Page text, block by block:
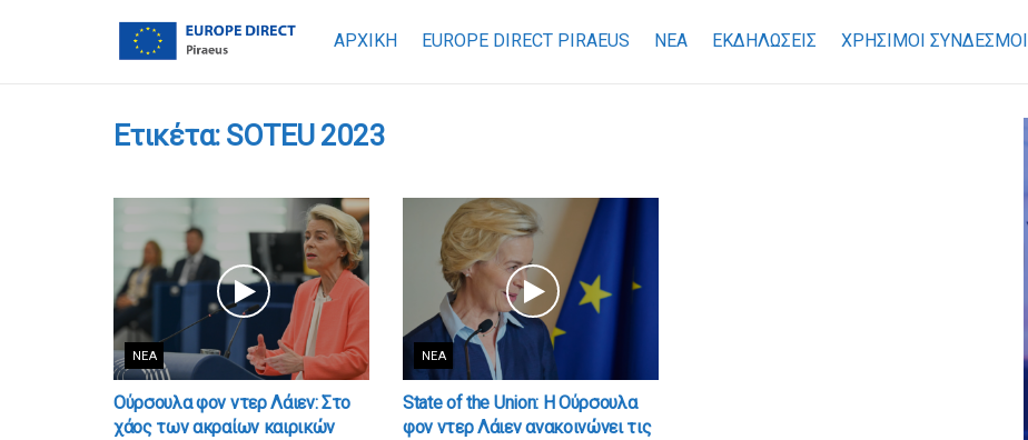
ΑΡΧΙΚΗ EUROPE DIRECT PIRAEUS ΝΕΑ ΕΚΔΗΛΩΣΕΙΣ ΧΡΉΣΙΜΟΙ ΣΎΝΔΕΣΜΟΙ
Ετικέτα: SOTEU 2023
ΝΈΑ
Ούρσουλα φον ντερ Λάιεν: Στο
χάος των ακραίων καιρικών
ΝΈΑ
State of the Union: Η Ούρσουλα
φον ντερ Λάιεν ανακοινώνει τις